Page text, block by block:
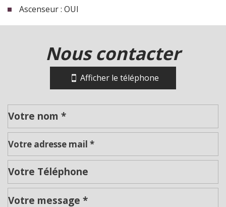
Ascenseur : OUI
la ville de roanne (42300)
nous contacter
Afficher le téléphone